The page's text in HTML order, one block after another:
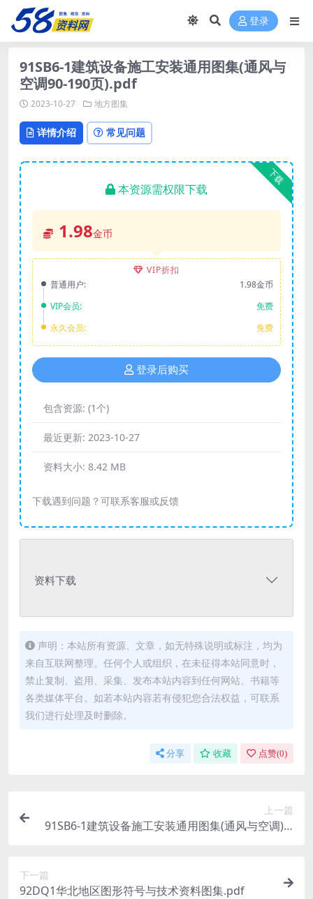
登录
91SB6-1建筑设备施工安装通用图集(通风与
空调90-190页).pdf
2023-10-27 地方图集
详情介绍 常见问题
下载
本资源需权限下载
1.98金币
VIP折扣
普通用户:
1.98金币
VIP会员:
免费
永久会员:
免费
登录后购买
包含资源: (1个)
最近更新: 2023-10-27
资料大小: 8.42 MB
下载遇到问题？可联系客服或反馈
资料下载
声明：本站所有资源、文章，如无特殊说明或标注，均为
来自互联网整理。任何个人或组织，在未征得本站同意时，
禁止复制、盗用、采集、发布本站内容到任何网站、书籍等
各类媒体平台。如若本站内容若有侵犯您合法权益，可联系
我们进行处理及时删除。
分享 收藏 点赞(0)
上一篇
91SB6-1建筑设备施工安装通用图集(通风与空调).p
下一篇
92DQ1华北地区图形符号与技术资料图集.pdf